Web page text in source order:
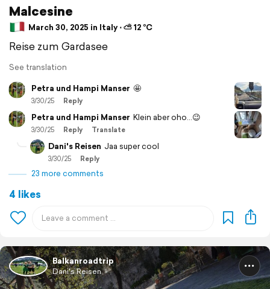
Malcesine
March 30, 2025 in Italy ⋅ ⛅ 12 °C
Reise zum Gardasee
See translation
Petra und Hampi Manser 🤩
3/30/25 Reply
Petra und Hampi Manser Klein aber oho...😉
3/30/25 Reply Translate
Dani's Reisen Jaa super cool
3/30/25 Reply
23 more comments
4 likes
Balkanroadtrip
Dani's Reisen